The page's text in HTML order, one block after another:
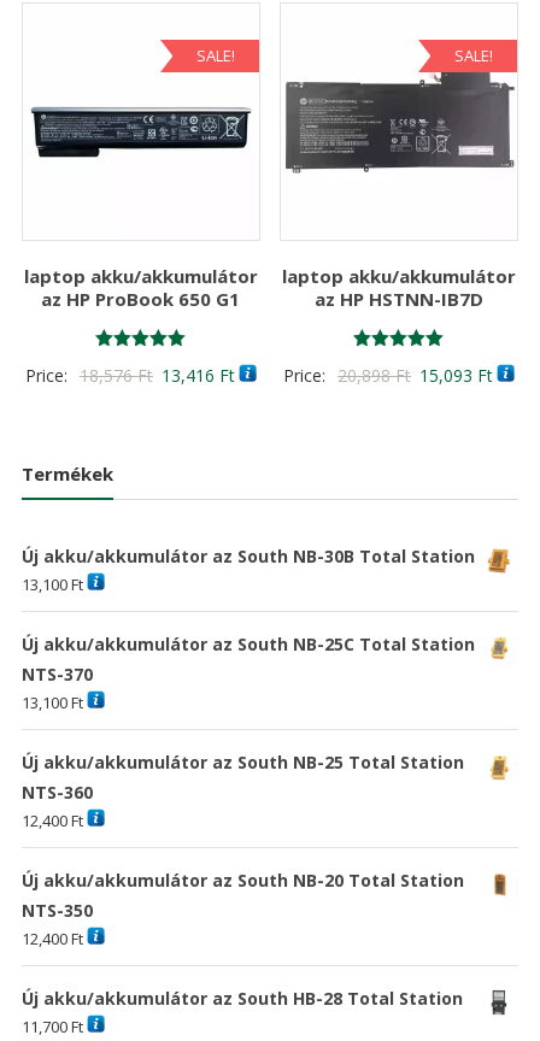
SALE!
laptop akku/akkumulátor
az HP ProBook 650 G1
5.00
Price: 18,576Ft Original
13,416 FtCurrent
SALE!
laptop akku/akkumulátor
az HP HSTNN-IB7D
5.00
Price: 20,898Ft Original
15,093 Ft
Termékek
Új akku/akkumulátor az South NB-30B Total Station
13,100Ft
Új akku/akkumulátor az South NB-25C Total Station
NTS-370
13,100Ft
Új akku/akkumulátor az South NB-25 Total Station
NTS-360
12,400Ft
Új akku/akkumulátor az South NB-20 Total Station
NTS-350
12,400Ft
Új akku/akkumulátor az South HB-28 Total Station
11,700Ft